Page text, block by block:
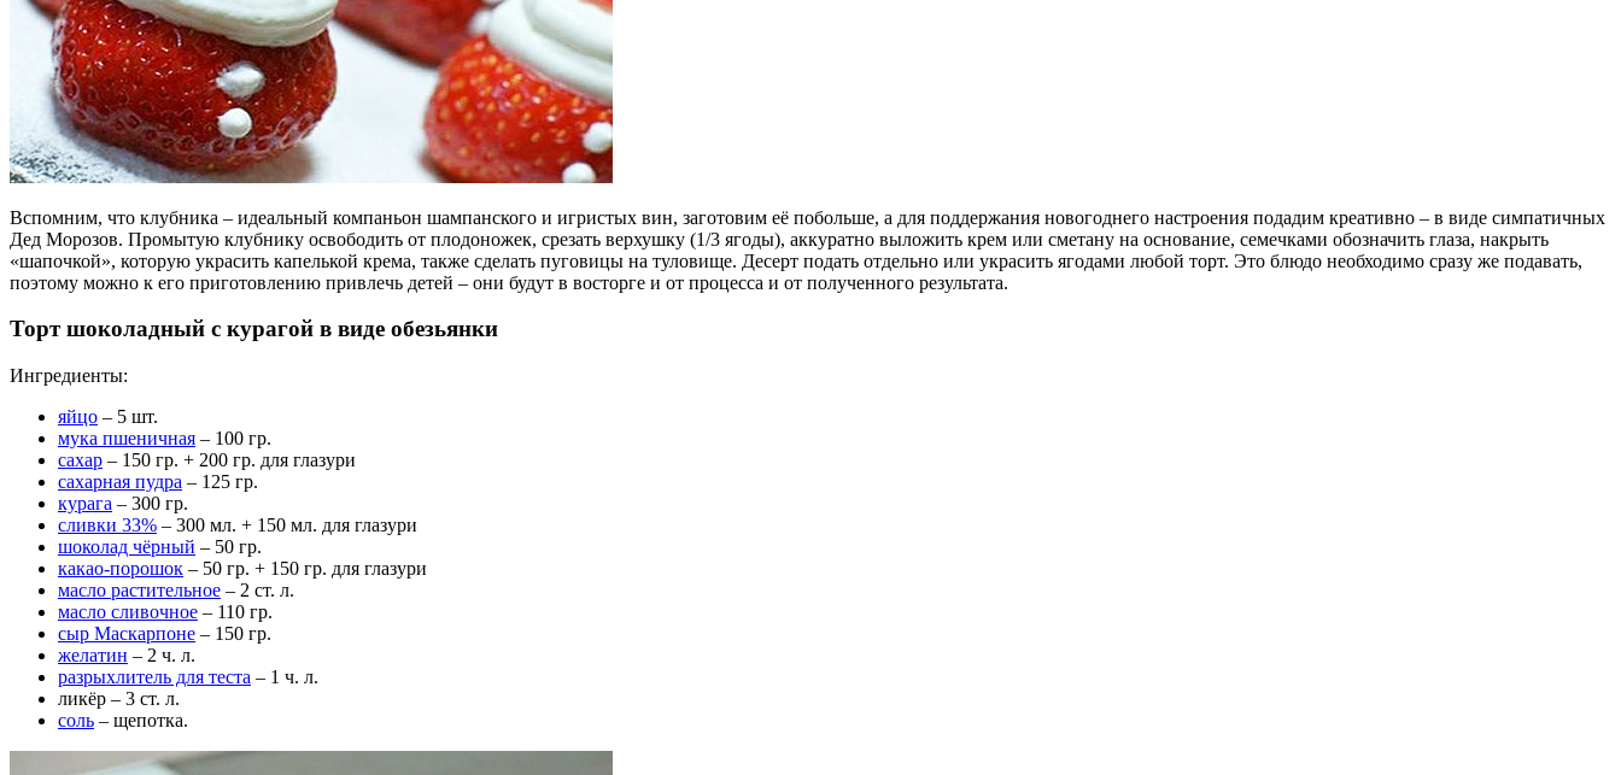
Вспомним, что клубника – идеальный компаньон шампанского и игристых вин, заготовим её побольше, а для поддержания новогоднего настроения подадим креативно – в виде симпатичных
Дед Морозов. Промытую клубнику освободить от плодоножек, срезать верхушку (1/3 ягоды), аккуратно выложить крем или сметану на основание, семечками обозначить глаза, накрыть
«шапочкой», которую украсить капелькой крема, также сделать пуговицы на туловище. Десерт подать отдельно или украсить ягодами любой торт. Это блюдо необходимо сразу же подавать,
поэтому можно к его приготовлению привлечь детей – они будут в восторге и от процесса и от полученного результата.
Торт шоколадный с курагой в виде обезьянки
Ингредиенты:
яйцо – 5 шт.
мука пшеничная – 100 гр.
сахар – 150 гр. + 200 гр. для глазури
сахарная пудра – 125 гр.
курага – 300 гр.
сливки 33% – 300 мл. + 150 мл. для глазури
шоколад чёрный – 50 гр.
какао-порошок – 50 гр. + 150 гр. для глазури
масло растительное – 2 ст. л.
масло сливочное – 110 гр.
сыр Маскарпоне – 150 гр.
желатин – 2 ч. л.
разрыхлитель для теста – 1 ч. л.
ликёр – 3 ст. л.
соль – щепотка.